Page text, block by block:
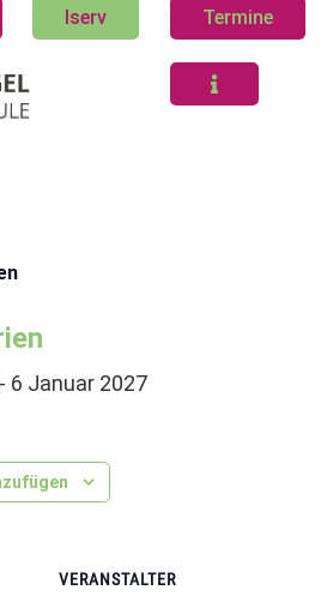
Iserv Termine
- 6 Januar 2027
VERANSTALTER